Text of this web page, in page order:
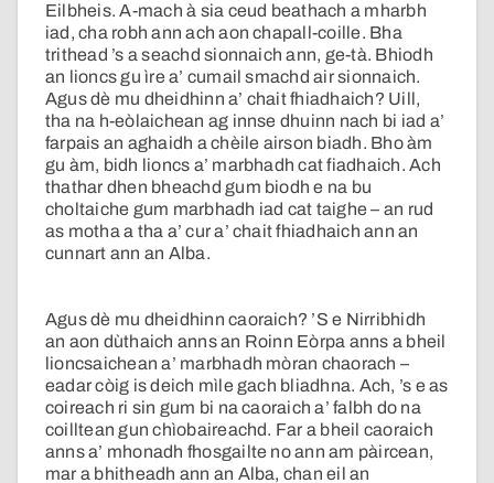
Eilbheis. A-mach à sia ceud beathach a mharbh
iad, cha robh ann ach aon chapall-coille. Bha
trithead ’s a seachd sionnaich ann, ge-tà. Bhiodh
an lioncs gu ìre a’ cumail smachd air sionnaich.
Agus dè mu dheidhinn a’ chait fhiadhaich? Uill,
tha na h-eòlaichean ag innse dhuinn nach bi iad a’
farpais an aghaidh a chèile airson biadh. Bho àm
gu àm, bidh lioncs a’ marbhadh cat fiadhaich. Ach
thathar dhen bheachd gum biodh e na bu
choltaiche gum marbhadh iad cat taighe – an rud
as motha a tha a’ cur a’ chait fhiadhaich ann an
cunnart ann an Alba.
Agus dè mu dheidhinn caoraich? ’S e Nirribhidh
an aon dùthaich anns an Roinn Eòrpa anns a bheil
lioncsaichean a’ marbhadh mòran chaorach –
eadar còig is deich mìle gach bliadhna. Ach, ’s e as
coireach ri sin gum bi na caoraich a’ falbh do na
coilltean gun chìobaireachd. Far a bheil caoraich
anns a’ mhonadh fhosgailte no ann am pàircean,
mar a bhitheadh ann an Alba, chan eil an